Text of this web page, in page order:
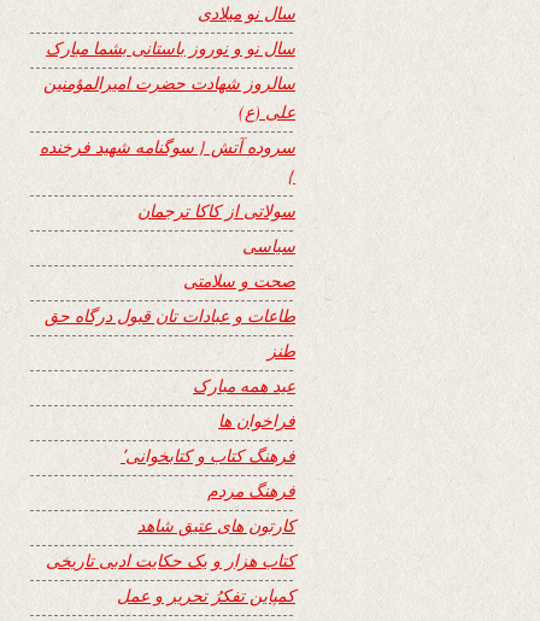
سال نو میلادی
سال نو و نوروز باستانی بشما مبارک
سالروز شهادت حضرت امیرالمؤمنین
علی (ع)
سروده آتش { سوگنامه شهید فرخنده
}
سولاتی از کاکا ترجمان
سیاسی
صحت و سلامتی
طاعات و عبادات تان قبول درگاه حق
طنز
عید همه مبارک
فراخوان ها
فرهنگ کتاب و کتابخوانی٬
فرهنگ مردم
کارتون های عتیق شاهد
کتاب هزار و یک حکایت ادبی تاریخی
کمپاین تفکرُ تحریر و عمل